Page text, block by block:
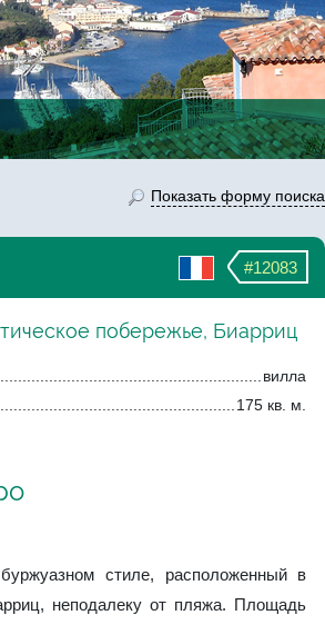
Показать форму поиска
#12083
побережье, Биарриц
вилла
175 кв. м.
стиле, расположенный в
неподалеку от пляжа. Площадь